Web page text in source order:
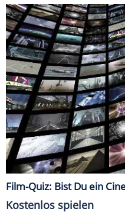
Film-Quiz: Bist Du ein
Kostenlos spielen